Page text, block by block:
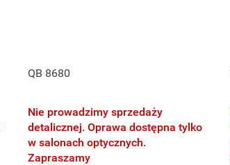
QB 8680
Nie prowadzimy sprzedaży
detalicznej. Oprawa dostępna tylko
w salonach optycznych.
Zapraszamy